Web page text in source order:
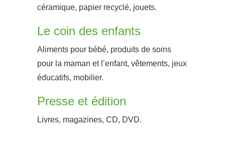
céramique, papier recyclé, jouets.
Le coin des enfants
Aliments pour bébé, produits de soins
pour la maman et l’enfant, vêtements, jeux
éducatifs, mobilier.
Presse et édition
Livres, magazines, CD, DVD.